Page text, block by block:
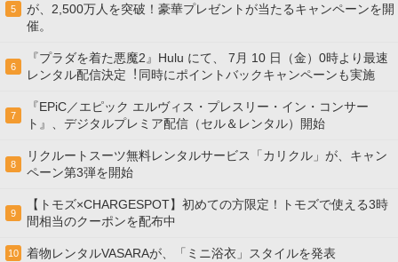
5
が、2,500万人を突破！豪華プレゼントが当たるキャンペーンを開
催。
6
『プラダを着た悪魔2』Hulu にて、 7⽉ 10 ⽇（金）0時より最速
レンタル配信決定︕同時にポイントバックキャンペーンも実施
7
『EPiC／エピック エルヴィス・プレスリー・イン・コンサー
ト』、デジタルプレミア配信（セル＆レンタル）開始
8
リクルートスーツ無料レンタルサービス「カリクル」が、キャン
ペーン第3弾を開始
9
【トモズ×CHARGESPOT】初めての方限定！トモズで使える3時
間相当のクーポンを配布中
10 着物レンタルVASARAが、「ミニ浴衣」スタイルを発表